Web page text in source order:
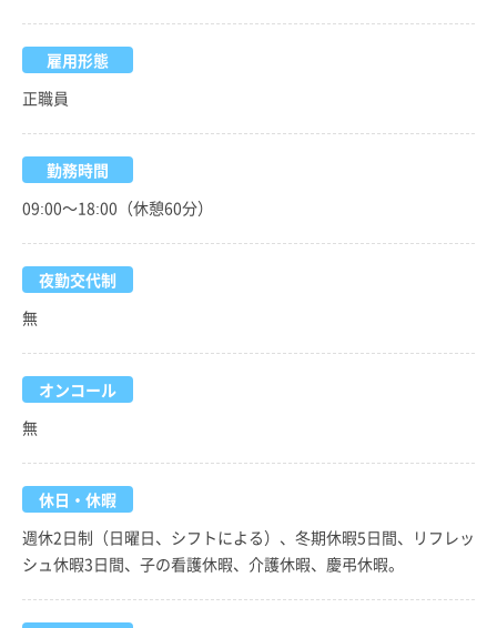
雇用形態
正職員
勤務時間
09:00～18:00（休憩60分）
夜勤交代制
無
オンコール
無
休日・休暇
週休2日制（日曜日、シフトによる）、冬期休暇5日間、リフレッ
シュ休暇3日間、子の看護休暇、介護休暇、慶弔休暇。